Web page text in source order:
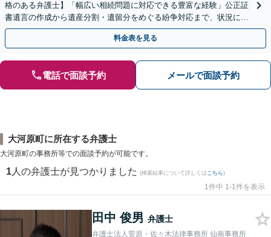
格のある弁護士】「幅広い相続問題に対応できる豊富な経験」公正証
書遺言の作成から遺産分割・遺留分をめぐる紛争対応まで、状況に応
じた最適な方法をご提案します【夜間相談可】
料金表を見る
電話で面談予約 メールで面談予約
大河原町に所在する弁護士
大河原町の事務所等での面談予約が可能です。
1 人の弁護士が見つかりました (検索結果について詳しくは こちら)
1件中 1-1件を表示
田中 俊男 弁護士
弁護士法人菅原・佐々木法律事務所 仙南事務所